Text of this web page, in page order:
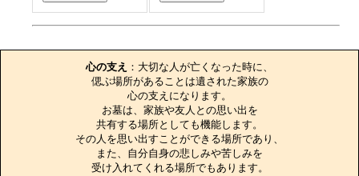
心の支え ：大切な人が亡くなった時に、
偲ぶ場所があることは遺された家族の
心の支えになります。
お墓は、家族や友人との思い出を
共有する場所としても機能します。
その人を思い出すことができる場所であり、
また、自分自身の悲しみや苦しみを
受け入れてくれる場所でもあります。